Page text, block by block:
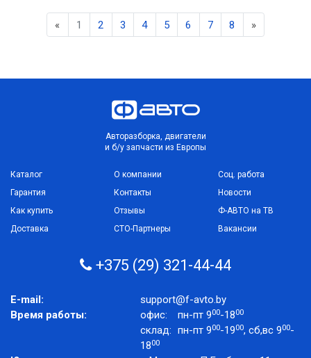
« Previous
1 2 3 4 5 6 7 8 »Next
Авторазборка, двигатели
и б/у запчасти из Европы
Каталог
Гарантия
Как купить
Доставка
О компании
Контакты
Отзывы
СТО-Партнеры
Соц. работа
Новости
Ф-АВТО на ТВ
Вакансии
+375 (29) 321-44-44
E-mail:
support@f-avto.by
Время работы:
офис: пн-пт 900-1800
склад: пн-пт 900-1900, сб,вс 900-
1800